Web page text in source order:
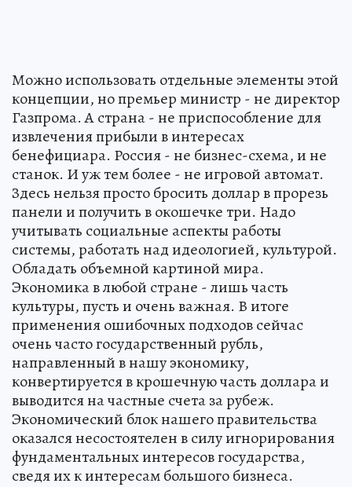
Можно использовать отдельные элементы этой
концепции, но премьер министр - не директор
Газпрома. А страна - не приспособление для
извлечения прибыли в интересах
бенефициара. Россия - не бизнес-схема, и не
станок. И уж тем более - не игровой автомат.
Здесь нельзя просто бросить доллар в прорезь
панели и получить в окошечке три. Надо
учитывать социальные аспекты работы
системы, работать над идеологией, культурой.
Обладать объемной картиной мира.
Экономика в любой стране - лишь часть
культуры, пусть и очень важная. В итоге
применения ошибочных подходов сейчас
очень часто государственный рубль,
направленный в нашу экономику,
конвертируется в крошечную часть доллара и
выводится на частные счета за рубеж.
Экономический блок нашего правительства
оказался несостоятелен в силу игнорирования
фундаментальных интересов государства,
сведя их к интересам большого бизнеса.